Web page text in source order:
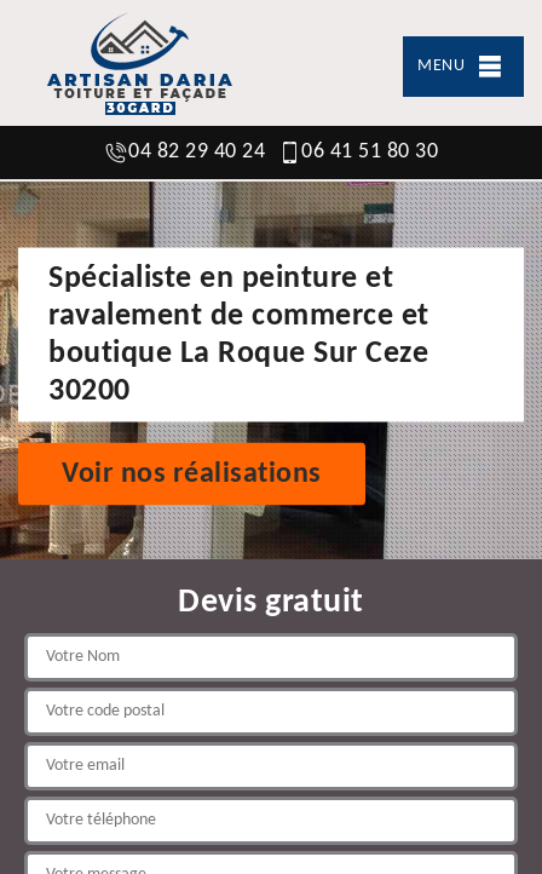
MENU
04 82 29 40 24 06 41 51 80 30
Spécialiste en peinture et
ravalement de commerce et
boutique La Roque Sur Ceze
30200
Voir nos réalisations
Devis gratuit